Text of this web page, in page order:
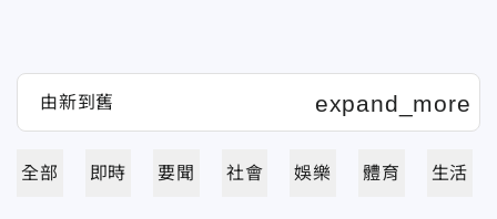
全部 即時 要聞 社會 娛樂 體育 生活